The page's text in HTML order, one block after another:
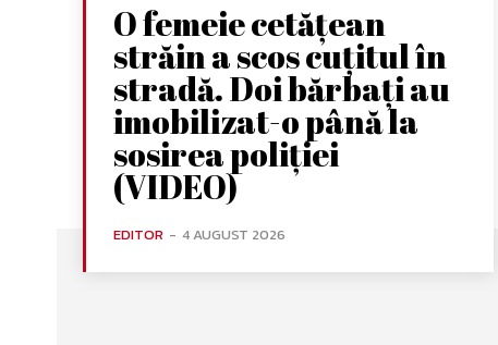
O femeie cetățean
străin a scos cuțitul în
stradă. Doi bărbați au
imobilizat-o până la
sosirea poliției
(VIDEO)
EDITOR - 4 AUGUST 2026